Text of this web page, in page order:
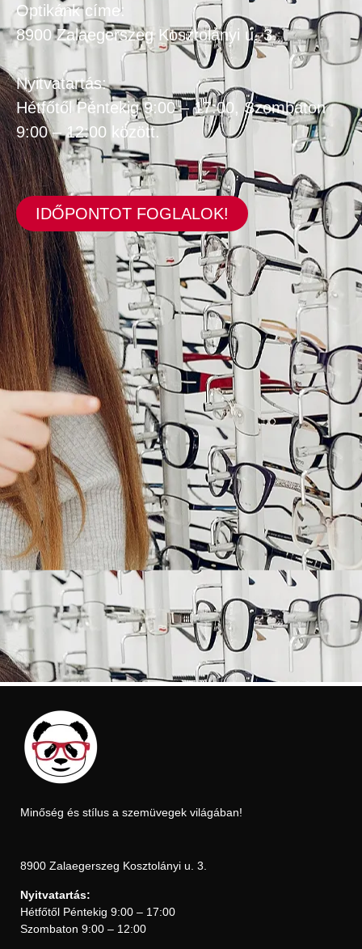
Optikánk címe:
8900 Zalaegerszeg Kosztolányi u. 3.
Nyitvatartás:
Hétfőtől Péntekig 9:00 – 17:00, Szombaton
9:00 – 12:00 között.
IDŐPONTOT FOGLALOK!
Minőség és stílus a szemüvegek világában!
8900 Zalaegerszeg Kosztolányi u. 3.
Nyitvatartás:
Hétfőtől Péntekig 9:00 – 17:00
Szombaton 9:00 – 12:00